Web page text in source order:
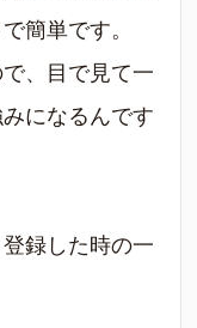
簡単です。
、目で見て一
になるんです
録した時の一